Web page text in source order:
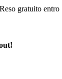
Reso gratuito